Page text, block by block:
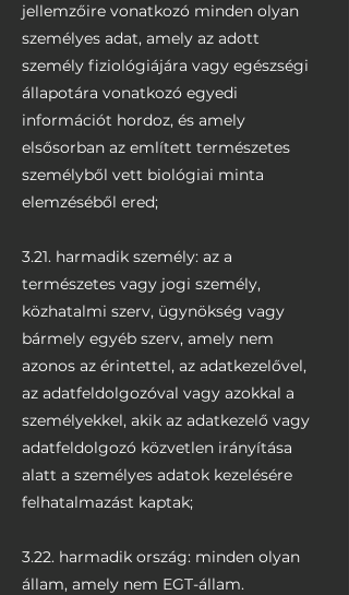
jellemzőire vonatkozó minden olyan
személyes adat, amely az adott
személy fiziológiájára vagy egészségi
állapotára vonatkozó egyedi
információt hordoz, és amely
elsősorban az említett természetes
személyből vett biológiai minta
elemzéséből ered;
3.21. harmadik személy: az a
természetes vagy jogi személy,
közhatalmi szerv, ügynökség vagy
bármely egyéb szerv, amely nem
azonos az érintettel, az adatkezelővel,
az adatfeldolgozóval vagy azokkal a
személyekkel, akik az adatkezelő vagy
adatfeldolgozó közvetlen irányítása
alatt a személyes adatok kezelésére
felhatalmazást kaptak;
3.22. harmadik ország: minden olyan
állam, amely nem EGT-állam.